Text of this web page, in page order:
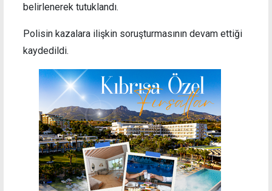
belirlenerek tutuklandı.
Polisin kazalara ilişkin soruşturmasının devam ettiği
kaydedildi.